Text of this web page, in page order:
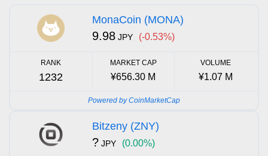
MonaCoin (MONA)
9.98 JPY (-0.53%)
RANK
1232
MARKET CAP
¥656.30 M
VOLUME
¥1.07 M
Powered by CoinMarketCap
Bitzeny (ZNY)
? JPY (0.00%)